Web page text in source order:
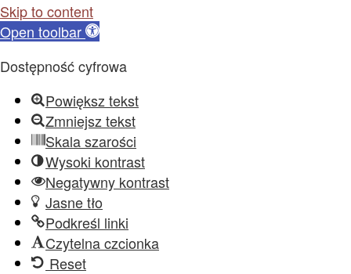
Skip to content
Open toolbar
Dostępność cyfrowa
Powiększ tekst
Zmniejsz tekst
Skala szarości
Wysoki kontrast
Negatywny kontrast
Jasne tło
Podkreśl linki
Czytelna czcionka
Reset